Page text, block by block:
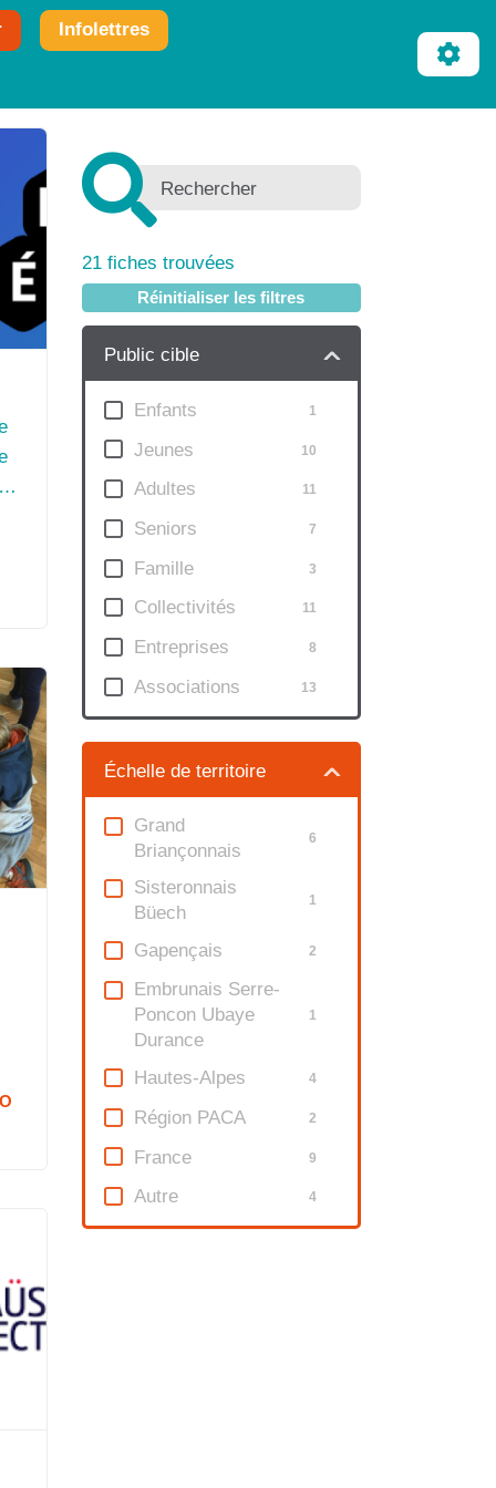
Infolettres
21fiches trouvées
Réinitialiser les filtres
Public cible
Enfants 1
Jeunes 10
Adultes 11
Seniors 7
Famille 3
Collectivités 11
Entreprises 8
Associations 13
Échelle de territoire
Grand
Briançonnais
6
Sisteronnais
Büech
1
Gapençais 2
Embrunais Serre-
Poncon Ubaye
Durance
1
Hautes-Alpes 4
Région PACA 2
France 9
Autre 4